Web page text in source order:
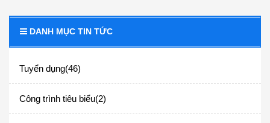
DANH MỤC TIN TỨC
Tuyển dụng(46)
Công trình tiêu biểu(2)